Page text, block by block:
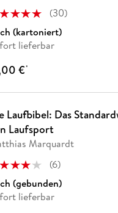
(30)
(kartoniert)
lieferbar
€*
Laufbibel: Das
Laufsport
Marquardt
(6)
(gebunden)
lieferbar